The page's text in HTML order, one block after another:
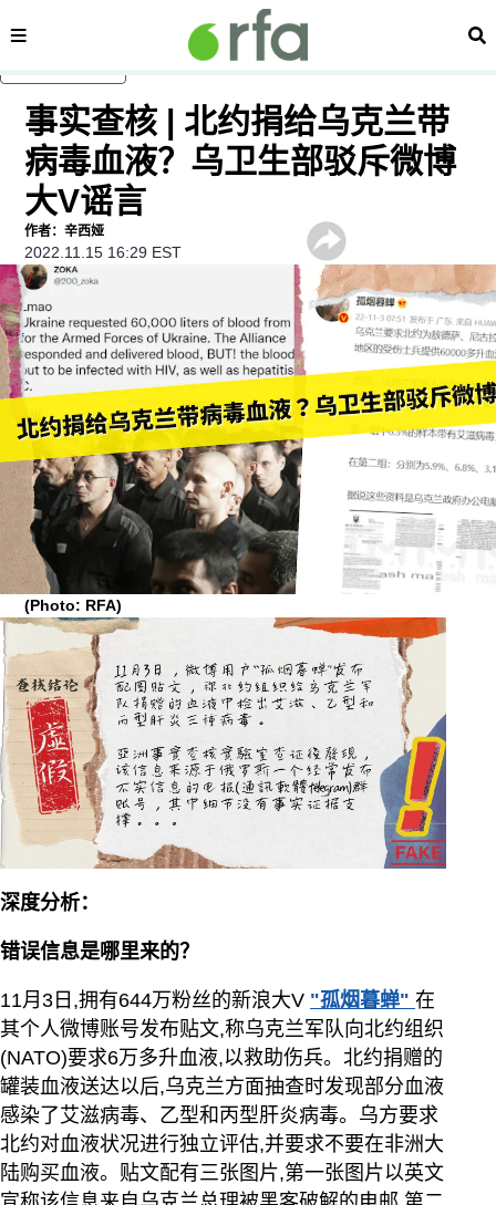
内容分类 搜
事实查核 | 北约捐给乌克兰带
病毒血液？乌卫生部驳斥微博
大V谣言
作者：辛西娅
2022.11.15 16:29 EST
(Photo: RFA)
深度分析：
错误信息是哪里来的？
11月3日,拥有644万粉丝的新浪大V "孤烟暮蝉" 在
其个人微博账号发布贴文,称乌克兰军队向北约组织
(NATO)要求6万多升血液,以救助伤兵。北约捐赠的
罐装血液送达以后,乌克兰方面抽查时发现部分血液
感染了艾滋病毒、乙型和丙型肝炎病毒。乌方要求
北约对血液状况进行独立评估,并要求不要在非洲大
陆购买血液。贴文配有三张图片,第一张图片以英文